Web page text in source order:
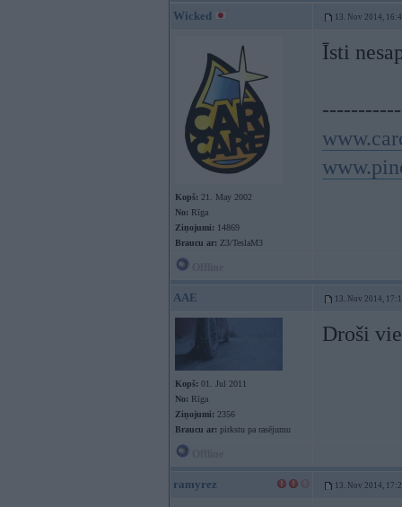
Wicked 13. Nov 2014,
Kopš: 21. May 2002
No: Rīga
Ziņojumi: 14869
Braucu ar: Z3/TeslaM3
Īsti
AAE 13. Nov 2014,
Kopš: 01. Jul 2011
No: Rīga
Ziņojumi: 2356
Braucu ar: pirkstu pa rasējumu
Droši
ramyrez 13. Nov 2014,